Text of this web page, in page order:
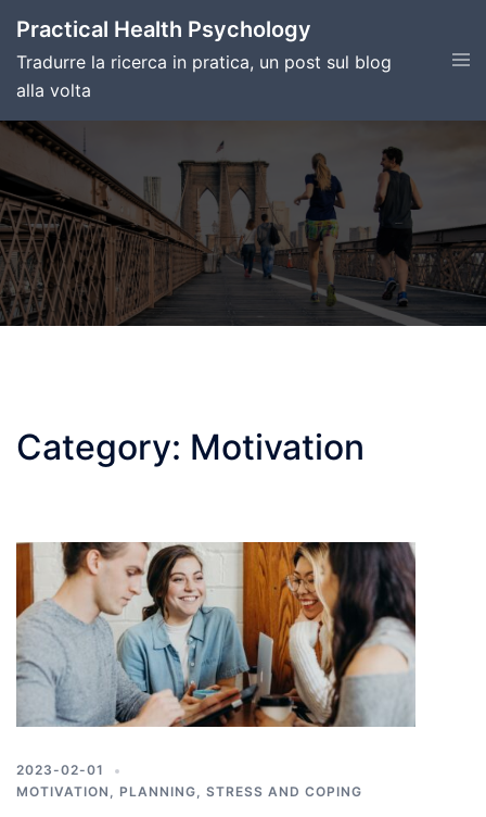
content
Practical Health Psychology
Tradurre la ricerca in pratica, un post sul blog
alla volta
Category: Motivation
2023-02-01
MOTIVATION , PLANNING, STRESS AND COPING